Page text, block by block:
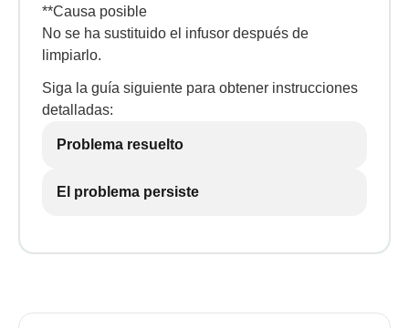
**Causa posible
No se ha sustituido el infusor después de
limpiarlo.
Siga la guía siguiente para obtener instrucciones
detalladas:
Problema resuelto
El problema persiste